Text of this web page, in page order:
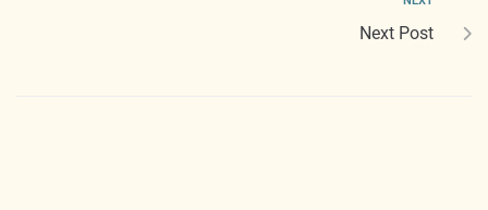
Next Post